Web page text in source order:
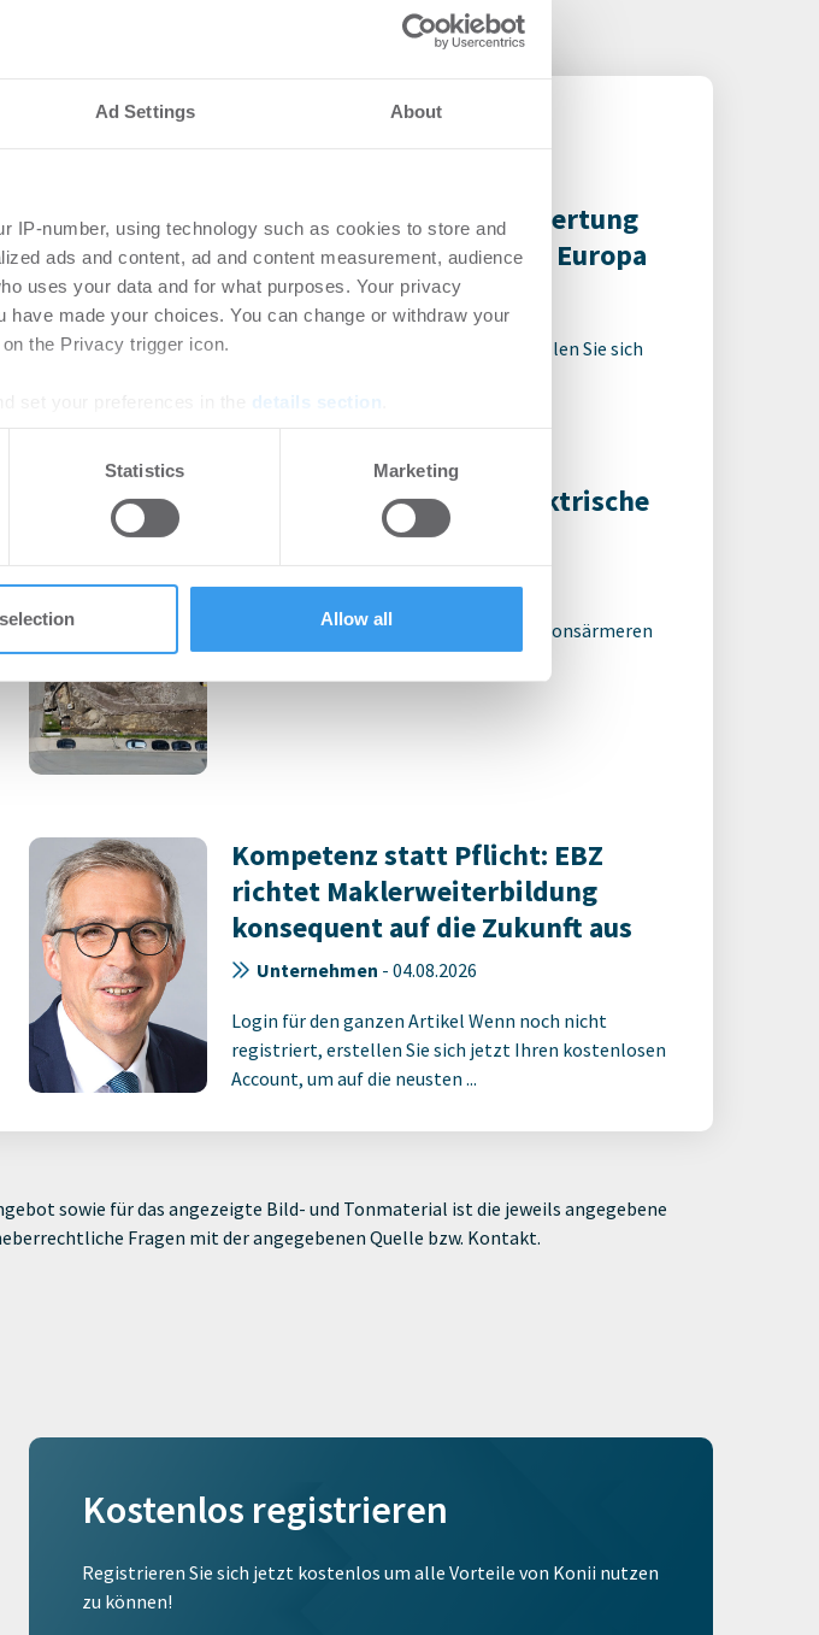
Ad Settings About
IP-number, using technology such as cookies to store and
ads and content, ad and content measurement, audience
uses your data and for what purposes. Your privacy
made your choices. You can change or withdraw your
the Privacy trigger icon.
details section
media features and to analyse our traffic. We also share
collected from your use of their services.
Statistics Marketing
Allow all
Newmark akquiriert L+P Immobilienbewertung
für sein Valuation & Advisory-Geschäft in Europa
Unternehmen- 06.08.2026
Login für den ganzen Artikel Wenn noch nicht registriert, erstellen Sie sich
STRABAG erprobt teilelektrische
Baustelle in Oberhausen
Pilotprojekt zeigt Potenzial für emissionsärmeren
Tiefbau
Kompetenz statt Pflicht: EBZ
richtet Maklerweiterbildung
konsequent auf die Zukunft aus
Unternehmen - 04.08.2026
Login für den ganzen Artikel Wenn noch nicht
registriert, erstellen Sie sich jetzt Ihren kostenlosen
Account, um auf die neusten ...
sowie für das angezeigte Bild- und Tonmaterial ist die jeweils angegebene
Fragen mit der angegebenen Quelle bzw. Kontakt.
Kostenlos registrieren
Registrieren Sie sich jetzt kostenlos um alle Vorteile von Konii nutzen
zu können!